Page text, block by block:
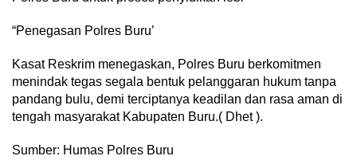
“Penegasan Polres Buru’
Kasat Reskrim menegaskan, Polres Buru berkomitmen
menindak tegas segala bentuk pelanggaran hukum tanpa
pandang bulu, demi terciptanya keadilan dan rasa aman di
tengah masyarakat Kabupaten Buru.( Dhet ).
Sumber: Humas Polres Buru